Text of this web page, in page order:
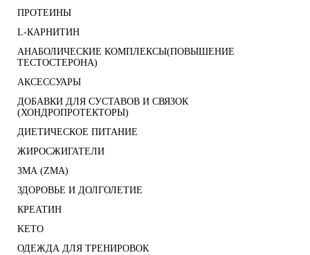
ПРОТЕИНЫ
L-КАРНИТИН
АНАБОЛИЧЕСКИЕ КОМПЛЕКСЫ(ПОВЫШЕНИЕ
ТЕСТОСТЕРОНА)
АКСЕССУАРЫ
ДОБАВКИ ДЛЯ СУСТАВОВ И СВЯЗОК
(ХОНДРОПРОТЕКТОРЫ)
ДИЕТИЧЕСКОЕ ПИТАНИЕ
ЖИРОСЖИГАТЕЛИ
ЗМА (ZMA)
ЗДОРОВЬЕ И ДОЛГОЛЕТИЕ
КРЕАТИН
KETO
ОДЕЖДА ДЛЯ ТРЕНИРОВОК